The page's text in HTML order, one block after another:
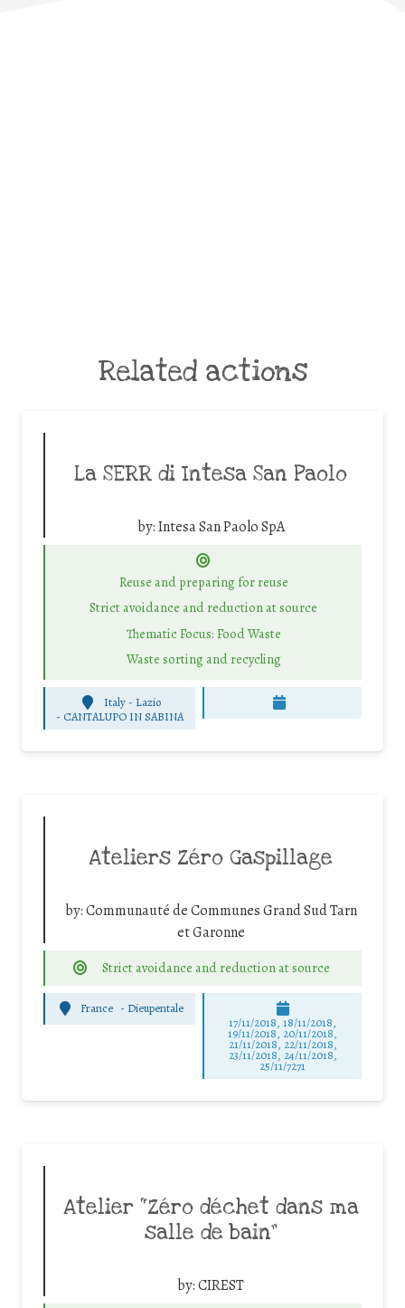
Related actions
La SERR di Intesa San Paolo
by:Intesa San Paolo SpA
Reuse and preparing for reuse
Strict avoidance and reduction at source
Thematic Focus: Food Waste
Waste sorting and recycling
Italy - Lazio
- CANTALUPO IN SABINA
Ateliers Zéro Gaspillage
by:Communauté de Communes Grand Sud Tarn
et Garonne
Strict avoidance and reduction at source
France - Dieupentale
17/11/2018, 18/11/2018,
19/11/2018, 20/11/2018,
21/11/2018, 22/11/2018,
23/11/2018, 24/11/2018,
25/11/7271
Atelier “Zéro déchet dans ma
salle de bain”
by:CIREST